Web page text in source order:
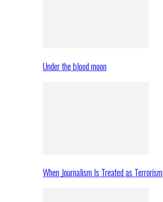
Under the blood moon
When Journalism Is Treated as Terrorism